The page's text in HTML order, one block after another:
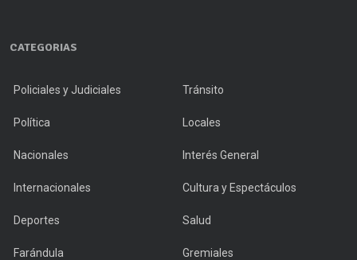
CATEGORIAS
Policiales y Judiciales Tránsito
Política Locales
Nacionales Interés General
Internacionales Cultura y Espectáculos
Deportes Salud
Farándula Gremiales